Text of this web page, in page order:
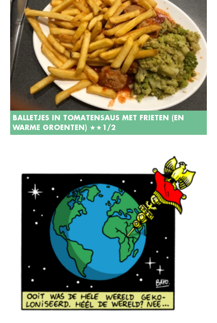
BALLETJES IN TOMATENSAUS MET FRIETEN (EN
WARME GROENTEN) ★★1/2